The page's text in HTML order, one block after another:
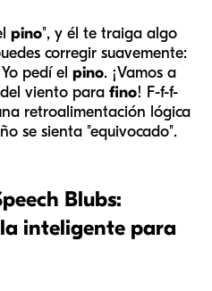
pino", y él te traiga algo
corregir suavemente:
pedí el pino. ¡Vamos a
viento para fino! F-f-f-
retroalimentación lógica
se sienta "equivocado".
Blubs:
inteligente para